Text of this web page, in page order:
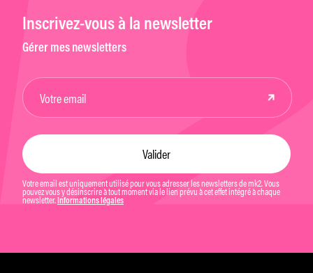
Inscrivez-vous à la newsletter
Gérer mes newsletters
Votre email est uniquement utilisé pour vous adresser les newsletters de mk2. Vous
pouvez vous y désinscrire à tout moment via le lien prévu à cet effet intégré à chaque
newsletter. Informations légales